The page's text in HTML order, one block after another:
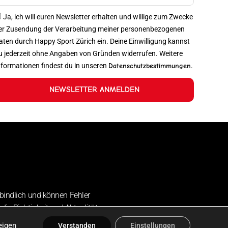
Ja, ich will euren Newsletter erhalten und willige zum Zwecke
Zusendung der Verarbeitung meiner personenbezogenen
durch Happy Sport Zürich ein. Deine Einwilligung kannst
jederzeit ohne Angaben von Gründen widerrufen. Weitere
findest du in unseren Datenschutzbestimmungen.
NEWSLETTER ANMELDEN
und können Fehler
Richtigkeit und Aktualität
Verstanden Einstellungen